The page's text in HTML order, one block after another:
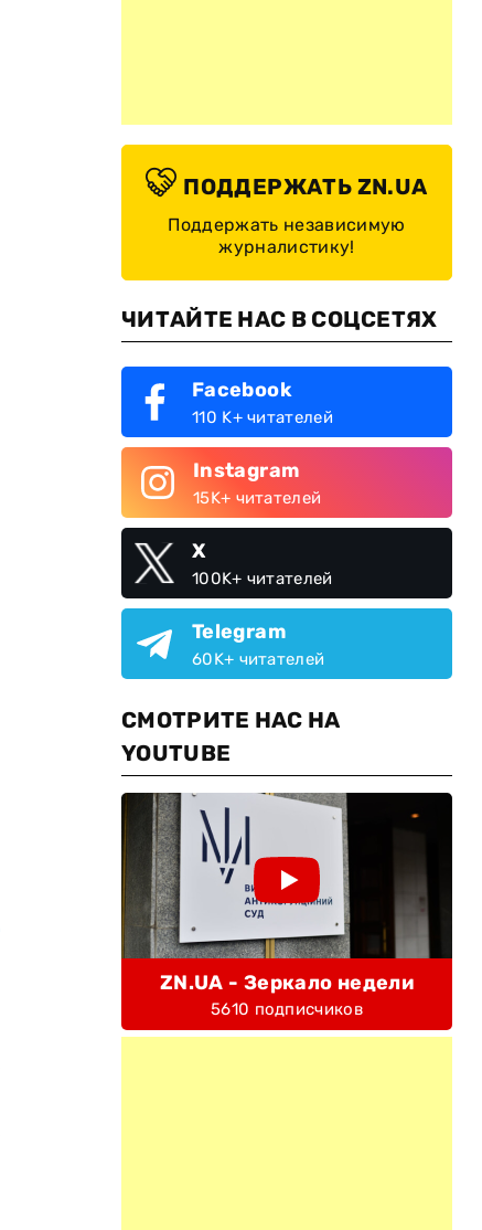
ПОДДЕРЖАТЬ ZN.UA
Поддержать независимую
журналистику!
ЧИТАЙТЕ НАС В СОЦСЕТЯХ
Facebook
110 K+ читателей
Instagram
15K+ читателей
X
100K+ читателей
Telegram
60K+ читателей
СМОТРИТЕ НАС НА
YOUTUBE
ZN.UA - Зеркало недели
5610 подписчиков